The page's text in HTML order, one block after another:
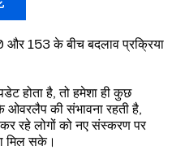
153 के बीच बदलाव प्रक्रिया
होता है, तो हमेशा ही कुछ
की संभावना रहती है,
रहे लोगों को नए संस्करण पर
मिल सके।